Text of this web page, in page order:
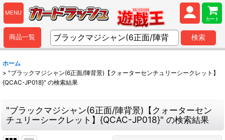
MENU
カート
商品一覧 検索
ホーム
> "ブラックマジシャン(6正面/陣背景)【クォーターセンチュリーシークレット】
{QCAC-JP018}" の検索結果
"ブラックマジシャン(6正面/陣背景)【クォーターセン
チュリーシークレット】{QCAC-JP018}" の検索結果